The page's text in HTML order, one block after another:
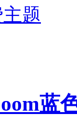
主题
蓝